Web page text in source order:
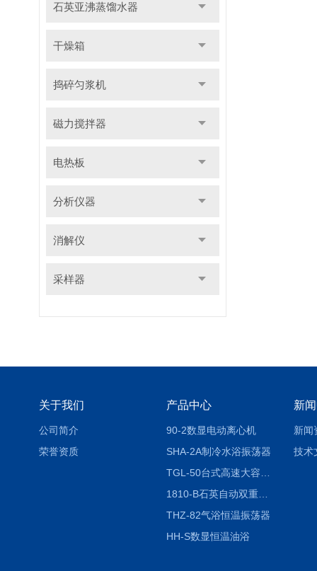
石英亚沸蒸馏水器
干燥箱
捣碎匀浆机
磁力搅拌器
电热板
分析仪器
消解仪
采样器
关于我们
公司简介
荣誉资质
产品中心
90-2数显电动离心机
SHA-2A制冷水浴振荡器
1810-B石英自动双重纯水蒸馏水器
THZ-82气浴恒温振荡器
HH-S数显恒温油浴
新
新闻
技术